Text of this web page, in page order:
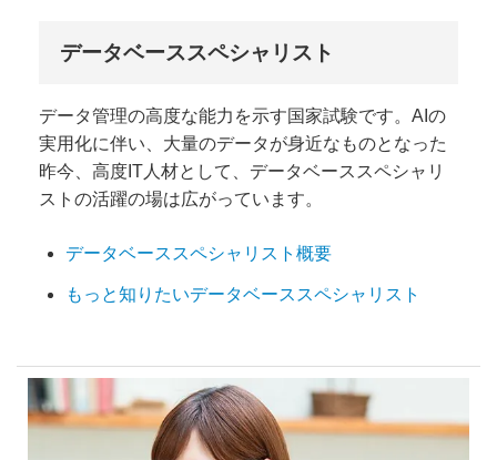
データベーススペシャリスト
データ管理の高度な能力を示す国家試験です。AIの
実用化に伴い、大量のデータが身近なものとなった
昨今、高度IT人材として、データベーススペシャリ
ストの活躍の場は広がっています。
データベーススペシャリスト概要
もっと知りたいデータベーススペシャリスト